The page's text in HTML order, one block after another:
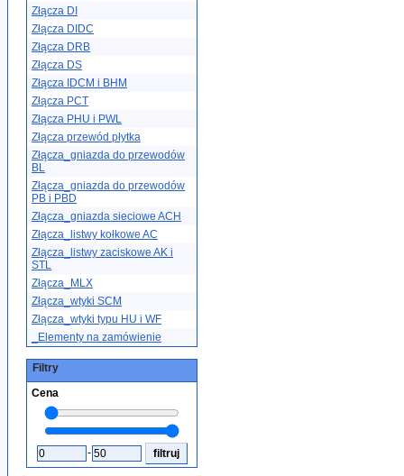
Złącza DI
Złącza DIDC
Złącza DRB
Złącza DS
Złącza IDCM i BHM
Złącza PCT
Złącza PHU i PWL
Złącza przewód płytka
Złącza_gniazda do przewodów
BL
Złącza_gniazda do przewodów
PB i PBD
Złącza_gniazda sieciowe ACH
Złącza_listwy kołkowe AC
Złącza_listwy zaciskowe AK i
STL
Złącza_MLX
Złącza_wtyki SCM
Złącza_wtyki typu HU i WF
_Elementy na zamówienie
Filtry
Cena
-